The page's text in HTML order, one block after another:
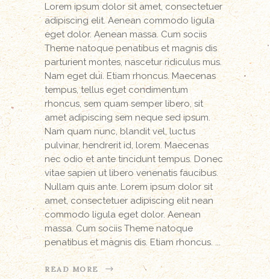
Lorem ipsum dolor sit amet, consectetuer
adipiscing elit. Aenean commodo ligula
eget dolor. Aenean massa. Cum sociis
Theme natoque penatibus et magnis dis
parturient montes, nascetur ridiculus mus.
Nam eget dui. Etiam rhoncus. Maecenas
tempus, tellus eget condimentum
rhoncus, sem quam semper libero, sit
amet adipiscing sem neque sed ipsum.
Nam quam nunc, blandit vel, luctus
pulvinar, hendrerit id, lorem. Maecenas
nec odio et ante tincidunt tempus. Donec
vitae sapien ut libero venenatis faucibus.
Nullam quis ante. Lorem ipsum dolor sit
amet, consectetuer adipiscing elit nean
commodo ligula eget dolor. Aenean
massa. Cum sociis Theme natoque
penatibus et magnis dis. Etiam rhoncus.
READ MORE